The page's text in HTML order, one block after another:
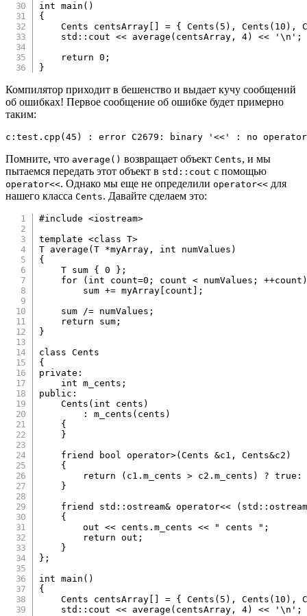
int
main ( )
{
    Cents centsArray
= { Cents ( 5 ) , Cents ( 10 ) ,
    std
:: cout << average ( centsArray , 4) << '\n' ;
return
0 ;
}
Компилятор приходит в бешенство и выдает кучу сообщений
об ошибках! Первое сообщение об ошибке будет примерно
таким:
c:test.cpp(45) : error C2679: binary '<<' : no
Помните, что average() возвращает объект Cents, и мы
пытаемся передать этот объект в std::cout с помощью
operator<<. Однако мы еще не определили operator<< для
нашего класса Cents. Давайте сделаем это:
#include
<iostream>
template
<class T>
T average (T *myArray , int numValues )
{
    T sum
{ 0 } ;
for
( int count=0 ; count < numValues ; ++count
        sum
+= myArray count
;
    sum
/= numValues ;
return sum ;
}
class
Cents
{
private :
int m_cents ;
public :
Cents ( int cents )
:
m_cents ( cents )
{
}
friend
bool operator>(Cents &c1 , Cents&c2 )
{
return
( c1 .m_cents > c2 .m_cents ) ? true :
}
friend
std ::ostream& operator<< ( std ::
{
        out
<< cents .m_cents << " cents " ;
return out ;
}
} ;
int
main ( )
{
    Cents centsArray
= { Cents ( 5 ) , Cents ( 10 ) ,
    std
:: cout << average ( centsArray , 4) << '\n' ;